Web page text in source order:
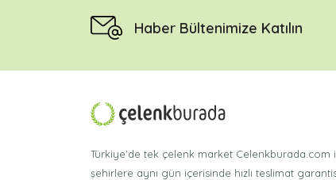
Haber Bültenimize Katılın
Türkiye'de tek çelenk market Celenkburada.com
şehirlere aynı gün içerisinde hızlı teslimat